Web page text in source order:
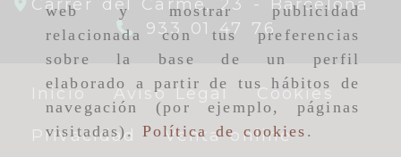
web y mostrar publicidad
relacionada con tus preferencias
sobre la base de un perfil
elaborado a partir de tus hábitos de
navegación (por ejemplo, páginas
visitadas). Política de cookies .
Carrer del Carme, 23 - Barcelona
933 01 47 76
Inicio Aviso Legal Cookies
Privacidad Venta online